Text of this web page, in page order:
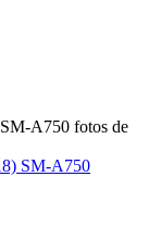
A750 fotos de
SM-A750